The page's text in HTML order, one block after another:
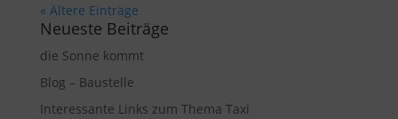
« Ältere Einträge
Neueste Beiträge
die Sonne kommt
Blog – Baustelle
Interessante Links zum Thema Taxi